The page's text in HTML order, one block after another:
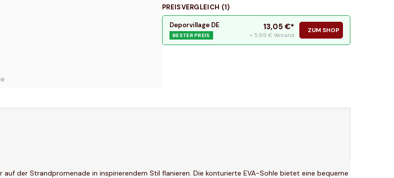
PREISVERGLEICH (1)
Deporvillage DE
BESTER PREIS
13,05 €*
+ 5,99 € Versand
ZUM SHOP
der Strandpromenade in inspirierendem Stil flanieren. Die konturierte EVA-Sohle bietet eine bequeme